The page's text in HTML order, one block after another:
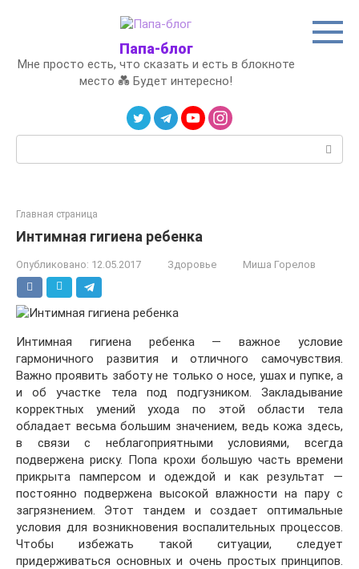
Папа-блог
Мне просто есть, что сказать и есть в блокноте
место 💑 Будет интересно!
Главная страница
Интимная гигиена ребенка
Опубликовано: 12.05.2017 Здоровье Миша Горелов
Интимная гигиена ребенка — важное условие
гармоничного развития и отличного самочувствия.
Важно проявить заботу не только о носе, ушах и пупке, а
и об участке тела под подгузником. Закладывание
корректных умений ухода по этой области тела
обладает весьма большим значением, ведь кожа здесь,
в связи с неблагоприятными условиями, всегда
подвержена риску. Попа крохи большую часть времени
прикрыта памперсом и одеждой и как результат —
постоянно подвержена высокой влажности на пару с
загрязнением. Этот тандем и создает оптимальные
условия для возникновения воспалительных процессов.
Чтобы избежать такой ситуации, следует
придерживаться основных и очень простых принципов.